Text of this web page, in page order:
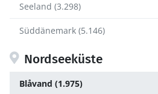
Seeland (3.298)
Süddänemark (5.146)
Nordseeküste
Blåvand (1.975)